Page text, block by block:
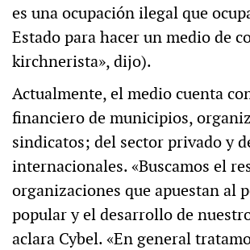
es una ocupación ilegal que
Estado para hacer un medio de
kirchnerista», dijo).
Actualmente, el medio cuenta
financiero de municipios,
sindicatos; del sector privado y
internacionales. «Buscamos el
organizaciones que apuestan al
popular y el desarrollo de
aclara Cybel. «En general